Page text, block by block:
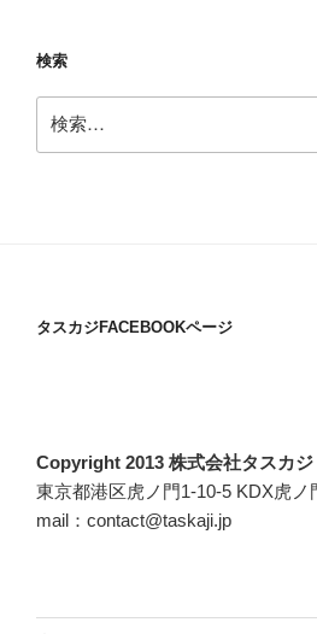
検索
索:
タスカジFACEBOOKページ
Copyright 2013 株式会社タスカジ
東京都港区虎ノ門1-10-5 KDX虎ノ
mail：contact@taskaji.jp